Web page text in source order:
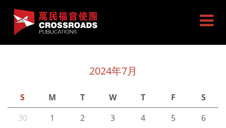
2024年7月
S M T W T F S
30 1 2 3 4 5
6